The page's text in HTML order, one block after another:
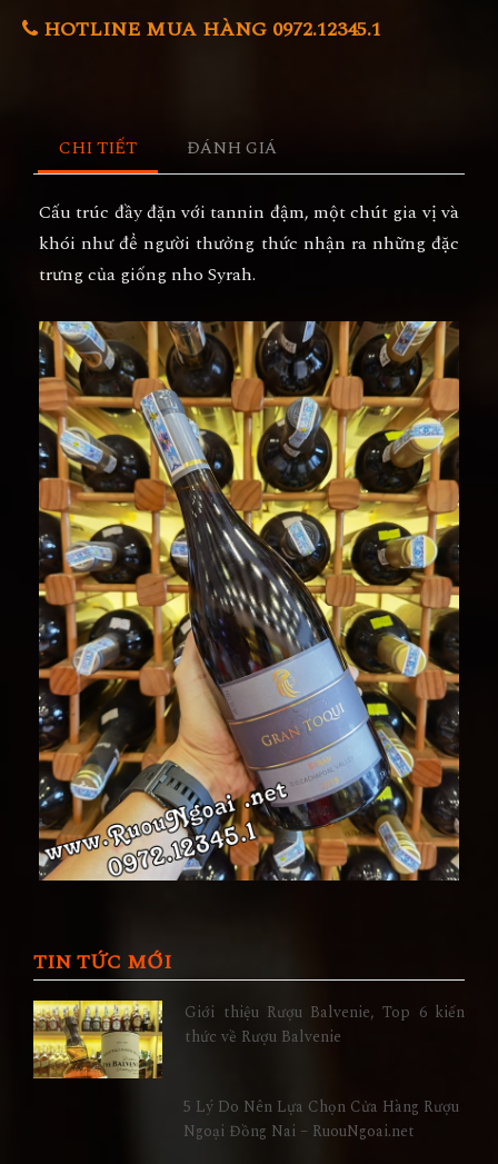
HOTLINE MUA HÀNG 0972.12345.1
CHI TIẾT ĐÁNH GIÁ
Cấu trúc đầy đặn với tannin đậm, một chút gia vị và
khói như để người thưởng thức nhận ra những đặc
trưng của giống nho Syrah.
TIN TỨC MỚI
Giới thiệu Rượu Balvenie, Top 6 kiến
thức về Rượu Balvenie
5 Lý Do Nên Lựa Chọn Cửa Hàng Rượu
Ngoại Đồng Nai – RuouNgoai.net